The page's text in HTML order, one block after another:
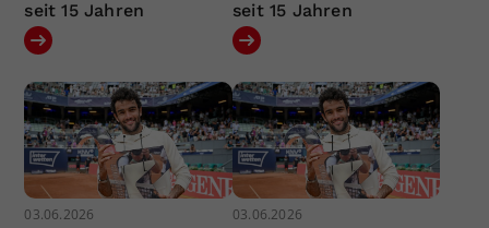
seit 15 Jahren
seit 15 Jahren
03.06.2026 03.06.2026